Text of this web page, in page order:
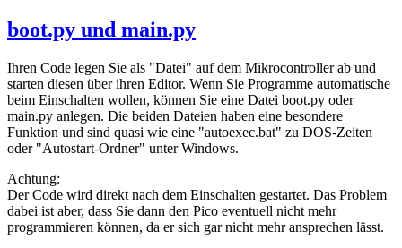
boot.py und main.py
Ihren Code legen Sie als "Datei" auf dem Mikrocontroller ab und
starten diesen über ihren Editor. Wenn Sie Programme automatische
beim Einschalten wollen, können Sie eine Datei boot.py oder
main.py anlegen. Die beiden Dateien haben eine besondere
Funktion und sind quasi wie eine "autoexec.bat" zu DOS-Zeiten
oder "Autostart-Ordner" unter Windows.
Achtung:
Der Code wird direkt nach dem Einschalten gestartet. Das Problem
dabei ist aber, dass Sie dann den Pico eventuell nicht mehr
programmieren können, da er sich gar nicht mehr ansprechen lässt.